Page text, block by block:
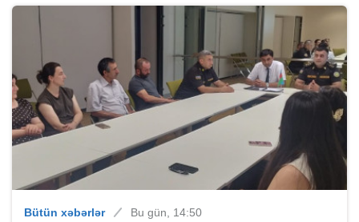
Bütün xəbərlər Bu gün, 14:50